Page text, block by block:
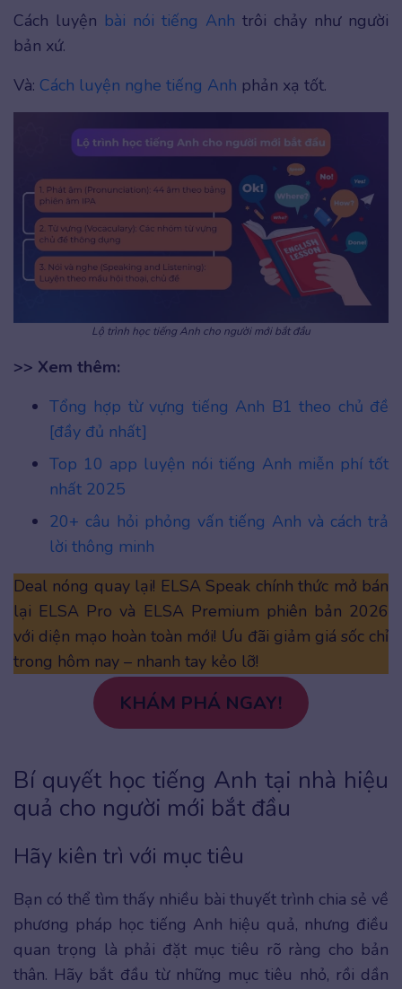
Cách luyện bài nói tiếng Anh trôi chảy như người
bản xứ.
Và: Cách luyện nghe tiếng Anh phản xạ tốt.
Lộ trình học tiếng Anh cho người mới bắt đầu
>> Xem thêm:
Tổng hợp từ vựng tiếng Anh B1 theo chủ đề
[đầy đủ nhất]
Top 10 app luyện nói tiếng Anh miễn phí tốt
nhất 2025
20+ câu hỏi phỏng vấn tiếng Anh và cách trả
lời thông minh
Deal nóng quay lại! ELSA Speak chính thức mở bán
lại ELSA Pro và ELSA Premium phiên bản 2026
với diện mạo hoàn toàn mới! Ưu đãi giảm giá sốc chỉ
trong hôm nay – nhanh tay kẻo lỡ!
KHÁM PHÁ NGAY!
Bí quyết học tiếng Anh tại nhà hiệu
quả cho người mới bắt đầu
Hãy kiên trì với mục tiêu
Bạn có thể tìm thấy nhiều bài thuyết trình chia sẻ về
phương pháp học tiếng Anh hiệu quả, nhưng điều
quan trọng là phải đặt mục tiêu rõ ràng cho bản
thân. Hãy bắt đầu từ những mục tiêu nhỏ, rồi dần